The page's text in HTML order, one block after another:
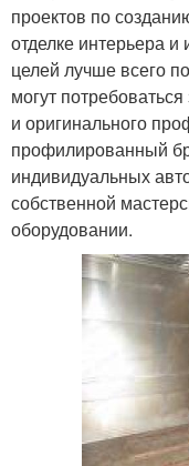
проектов по
отделке интерьера
целей лучше всего
могут
и оригинального
профилированный
индивидуальных
собственной
оборудовании.